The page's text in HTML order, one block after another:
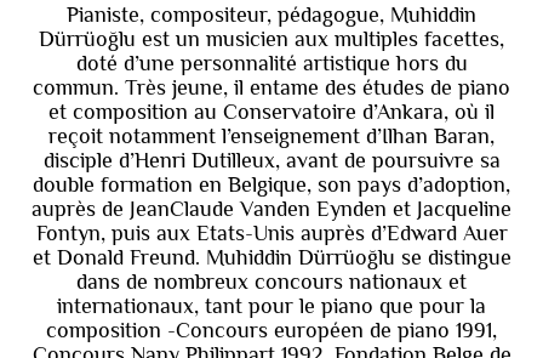
Pianiste, compositeur, pédagogue, Muhiddin
Dürrüoğlu est un musicien aux multiples facettes,
doté d’une personnalité artistique hors du
commun. Très jeune, il entame des études de piano
et composition au Conservatoire d’Ankara, où il
reçoit notamment l’enseignement d’Ilhan Baran,
disciple d’Henri Dutilleux, avant de poursuivre sa
double formation en Belgique, son pays d’adoption,
auprès de JeanClaude Vanden Eynden et Jacqueline
Fontyn, puis aux Etats-Unis auprès d’Edward Auer
et Donald Freund. Muhiddin Dürrüoğlu se distingue
dans de nombreux concours nationaux et
internationaux, tant pour le piano que pour la
composition -Concours européen de piano 1991,